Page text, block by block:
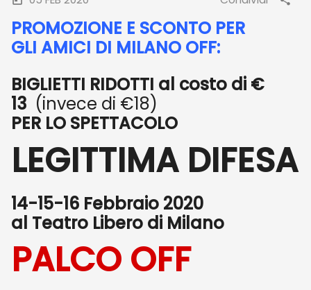
PROMOZIONE E SCONTO PER
GLI AMICI DI MILANO OFF:
BIGLIETTI RIDOTTI al costo di €
13 (invece di €18)
PER LO SPETTACOLO
LEGITTIMA DIFESA
14-15-16 Febbraio 2020
al Teatro Libero di Milano
PALCO OFF